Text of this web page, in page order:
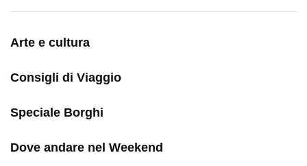
Arte e cultura
Consigli di Viaggio
Speciale Borghi
Dove andare nel Weekend